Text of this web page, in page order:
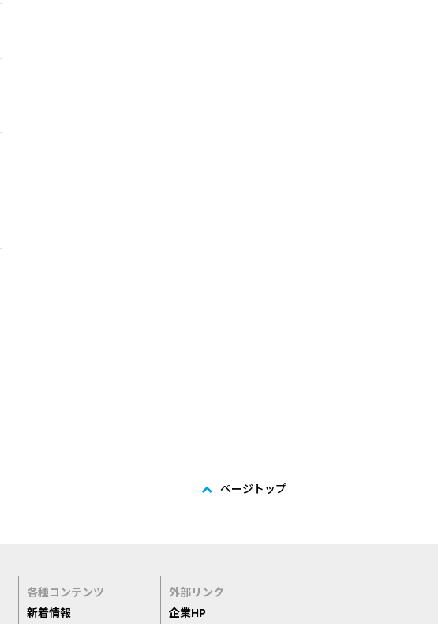
ページトップ
各種コンテンツ
新着情報
外部リンク
企業HP